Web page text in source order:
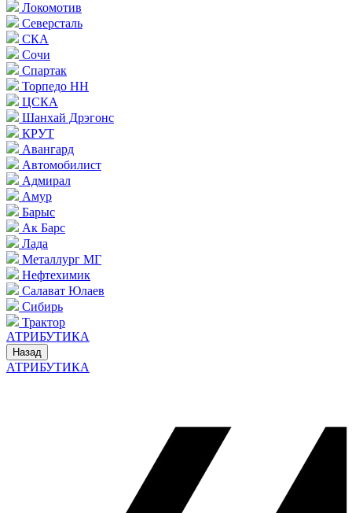
Локомотив
Северсталь
СКА
Сочи
Спартак
Торпедо НН
ЦСКА
Шанхай Дрэгонс
КРУТ
Авангард
Автомобилист
Адмирал
Амур
Барыс
Ак Барс
Лада
Металлург МГ
Нефтехимик
Салават Юлаев
Сибирь
Трактор
АТРИБУТИКА
Назад
АТРИБУТИКА